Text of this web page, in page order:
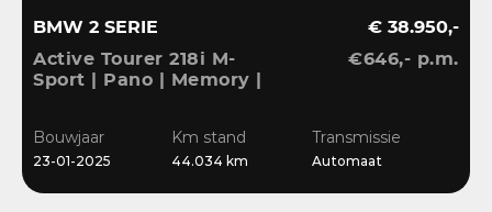
BMW 2 SERIE
Active Tourer 218i M-
Sport | Pano | Memory |
€ 38.950,-
€646,- p.m.
Bouwjaar
23-01-2025
Km stand
44.034 km
Transmissie
Automaat